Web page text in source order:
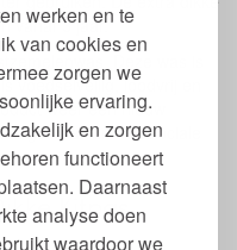
werken en te
van cookies en
zorgen we
ervaring.
en zorgen
functioneert
Daarnaast
analyse doen
waardoor we
vanaf 3 jaar.
Deze was is
voedselveilig, loodvrij en
weer een nieuw
gemaakt in een sociale
Kitpas